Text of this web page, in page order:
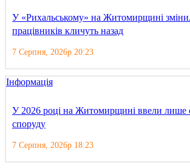
У «Рихальському» на Житомирщині
працівників кличуть назад
7 Серпня, 2026р 20:23
Інформація
У 2026 році на Житомирщині ввели лише
споруду
7 Серпня, 2026р 18:23